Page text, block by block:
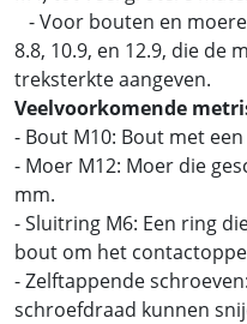
- Voor bouten en
8.8, 10.9, en 12.9, die de
treksterkte aangeven.
Veelvoorkomende
- Bout M10: Bout met
- Moer M12: Moer die
mm.
- Sluitring M6: Een ring
bout om het
- Zelftappende
schroefdraad kunnen